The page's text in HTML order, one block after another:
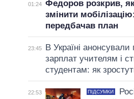
01:24 Федоров розкрив,
змінити
передбачав план
23:45
В Україні
зарплат учителям і
студентам: як
22:53 ПІДСУМКИ